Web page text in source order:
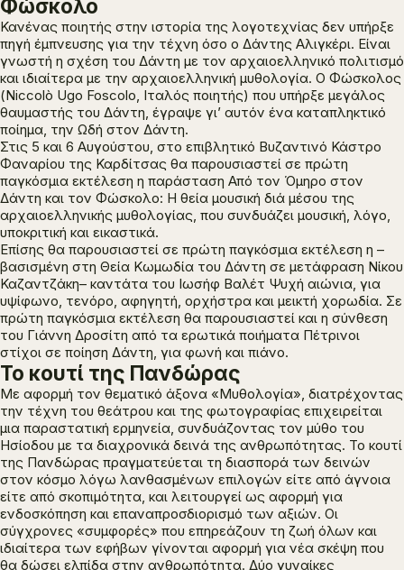
Φώσκολο
Κανένας ποιητής στην ιστορία της λογοτεχνίας δεν υπήρξε
πηγή έμπνευσης για την τέχνη όσο ο Δάντης Αλιγκέρι. Είναι
γνωστή η σχέση του Δάντη με τον αρχαιοελληνικό πολιτισμό
και ιδιαίτερα με την αρχαιοελληνική μυθολογία. O Φώσκολος
(Niccolò Ugo Foscolo, Ιταλός ποιητής) που υπήρξε μεγάλος
θαυμαστής του Δάντη, έγραψε γι’ αυτόν ένα καταπληκτικό
ποίημα, την Ωδή στον Δάντη.
Στις 5 και 6 Αυγούστου, στο επιβλητικό Βυζαντινό Κάστρο
Φαναρίου της Καρδίτσας θα παρουσιαστεί σε πρώτη
παγκόσμια εκτέλεση η παράσταση Από τον Όμηρο στον
Δάντη και τον Φώσκολο: Η θεία μουσική διά μέσου της
αρχαιοελληνικής μυθολογίας, που συνδυάζει μουσική, λόγο,
υποκριτική και εικαστικά.
Επίσης θα παρουσιαστεί σε πρώτη παγκόσμια εκτέλεση η –
βασισμένη στη Θεία Κωμωδία του Δάντη σε μετάφραση Νίκου
Καζαντζάκη– καντάτα του Ιωσήφ Βαλέτ Ψυχή αιώνια, για
υψίφωνο, τενόρο, αφηγητή, ορχήστρα και μεικτή χορωδία. Σε
πρώτη παγκόσμια εκτέλεση θα παρουσιαστεί και η σύνθεση
του Γιάννη Δροσίτη από τα ερωτικά ποιήματα Πέτρινοι
στίχοι σε ποίηση Δάντη, για φωνή και πιάνο.
Το κουτί της Πανδώρας
Με αφορμή τον θεματικό άξονα «Μυθολογία», διατρέχοντας
την τέχνη του θεάτρου και της φωτογραφίας επιχειρείται
μια παραστατική ερμηνεία, συνδυάζοντας τον μύθο του
Ησίοδου με τα διαχρονικά δεινά της ανθρωπότητας. Το κουτί
της Πανδώρας πραγματεύεται τη διασπορά των δεινών
στον κόσμο λόγω λανθασμένων επιλογών είτε από άγνοια
είτε από σκοπιμότητα, και λειτουργεί ως αφορμή για
ενδοσκόπηση και επαναπροσδιορισμό των αξιών. Οι
σύγχρονες «συμφορές» που επηρεάζουν τη ζωή όλων και
ιδιαίτερα των εφήβων γίνονται αφορμή για νέα σκέψη που
θα δώσει ελπίδα στην ανθρωπότητα. Δύο γυναίκες